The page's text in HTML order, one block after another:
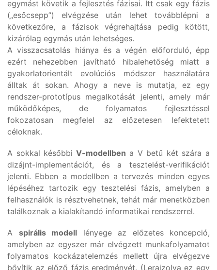
egymást követik a fejlesztés fázisai. Itt csak egy fázis
(„esőcsepp”) elvégzése után lehet továbblépni a
következőre, a fázisok végrehajtása pedig kötött,
kizárólag egymás után lehetséges.
A visszacsatolás hiánya és a végén előforduló, épp
ezért nehezebben javítható hibalehetőség miatt a
gyakorlatorientált evolúciós módszer használatára
álltak át sokan. Ahogy a neve is mutatja, ez egy
rendszer-prototípus megalkotását jelenti, amely már
működőképes, de folyamatos fejlesztéssel
fokozatosan megfelel az előzetesen lefektetett
céloknak.
A sokkal későbbi V-modellben a V betű két szára a
dizájnt-implementációt, és a tesztelést-verifikációt
jelenti. Ebben a modellben a tervezés minden egyes
lépéséhez tartozik egy tesztelési fázis, amelyben a
felhasználók is résztvehetnek, tehát már menetközben
találkoznak a kialakítandó informatikai rendszerrel.
A spirális modell lényege az előzetes koncepció,
amelyben az egyszer már elvégzett munkafolyamatot
folyamatos kockázatelemzés mellett újra elvégezve
bővítik az előző fázis eredményét. (Lerajzolva ez egy